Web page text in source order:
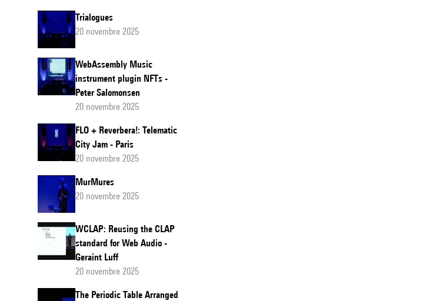
Trialogues
20 novembre 2025
WebAssembly Music
instrument plugin NFTs -
Peter Salomonsen
20 novembre 2025
FLO + Reverbera!: Telematic
City Jam - Paris
20 novembre 2025
MurMures
20 novembre 2025
WCLAP: Reusing the CLAP
standard for Web Audio -
Geraint Luff
20 novembre 2025
The Periodic Table Arranged